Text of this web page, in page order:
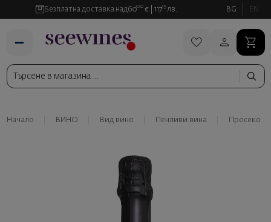
Безплатна доставка над6000 € 11735 лв. BG EN
Начало ВИНО Вид вино Пенливи вина Просеко